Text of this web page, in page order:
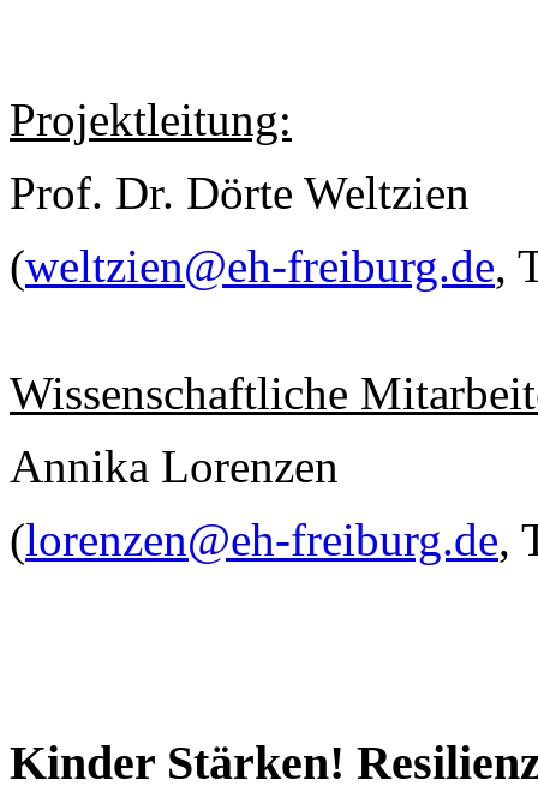
Projektleitung:
Prof. Dr. Dörte Weltzien
(weltzien@eh-freiburg.de,
Wissenschaftliche
Annika Lorenzen
(lorenzen@eh-freiburg.de,
Kinder Stärken!